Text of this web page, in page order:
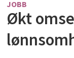
JOBB
Økt